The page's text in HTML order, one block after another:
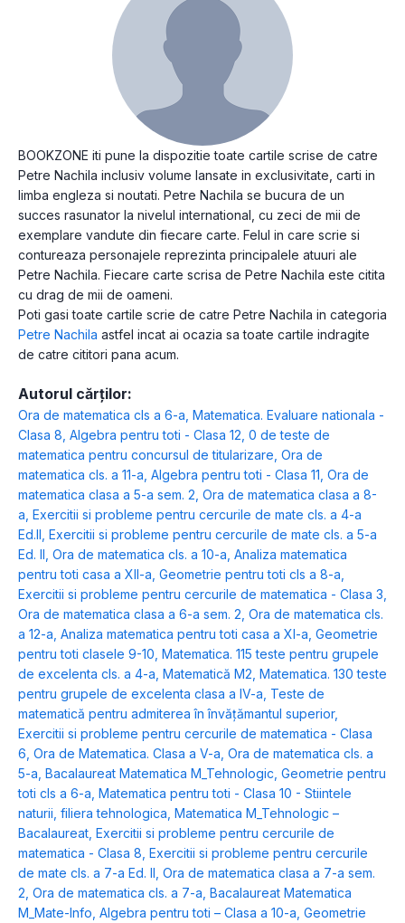
BOOKZONE iti pune la dispozitie toate cartile scrise de catre
Petre Nachila inclusiv volume lansate in exclusivitate, carti in
limba engleza si noutati. Petre Nachila se bucura de un
succes rasunator la nivelul international, cu zeci de mii de
exemplare vandute din fiecare carte. Felul in care scrie si
contureaza personajele reprezinta principalele atuuri ale
Petre Nachila. Fiecare carte scrisa de Petre Nachila este citita
cu drag de mii de oameni.
Poti gasi toate cartile scrie de catre Petre Nachila in categoria
Petre Nachila astfel incat ai ocazia sa toate cartile indragite
de catre cititori pana acum.
Autorul cărților:
Ora de matematica cls a 6-a Matematica. Evaluare nationala -
Clasa 8 Algebra pentru toti - Clasa 12 0 de teste de
matematica pentru concursul de titularizare Ora de
matematica cls. a 11-a Algebra pentru toti - Clasa 11 Ora de
matematica clasa a 5-a sem. 2 Ora de matematica clasa a 8-
a Exercitii si probleme pentru cercurile de mate cls. a 4-a
Ed.II Exercitii si probleme pentru cercurile de mate cls. a 5-a
Ed. ll Ora de matematica cls. a 10-a Analiza matematica
pentru toti casa a XII-a Geometrie pentru toti cls a 8-a
Exercitii si probleme pentru cercurile de matematica - Clasa 3
Ora de matematica clasa a 6-a sem. 2 Ora de matematica cls.
a 12-a Analiza matematica pentru toti casa a XI-a Geometrie
pentru toti clasele 9-10 Matematica. 115 teste pentru grupele
de excelenta cls. a 4-a Matematică M2 Matematica. 130 teste
pentru grupele de excelenta clasa a IV-a Teste de
matematică pentru admiterea în învăţămantul superior,
Exercitii si probleme pentru cercurile de matematica - Clasa
6 Ora de Matematica. Clasa a V-a Ora de matematica cls. a
5-a Bacalaureat Matematica M_Tehnologic Geometrie pentru
toti cls a 6-a Matematica pentru toti - Clasa 10 - Stiintele
naturii, filiera tehnologica Matematica M_Tehnologic –
Bacalaureat Exercitii si probleme pentru cercurile de
matematica - Clasa 8 Exercitii si probleme pentru cercurile
de mate cls. a 7-a Ed. ll Ora de matematica clasa a 7-a sem.
2 Ora de matematica cls. a 7-a Bacalaureat Matematica
M_Mate-Info Algebra pentru toti – Clasa a 10-a Geometrie